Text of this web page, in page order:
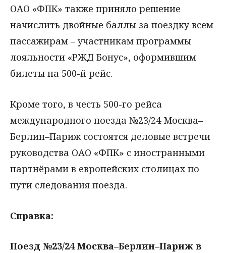
ОАО «ФПК» также приняло решение
начислить двойные баллы за поездку всем
пассажирам – участникам программы
лояльности «РЖД Бонус», оформившим
билеты на 500-й рейс.
Кроме того, в честь 500-го рейса
международного поезда №23/24 Москва–
Берлин–Париж состоятся деловые встречи
руководства ОАО «ФПК» с иностранными
партнёрами в европейских столицах по
пути следования поезда.
Справка:
Поезд №23/24 Москва–Берлин–Париж в